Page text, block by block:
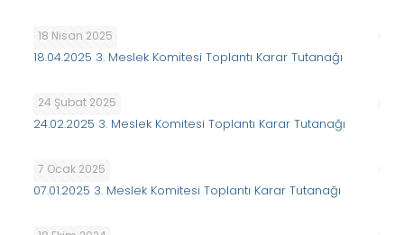
18 Nisan 2025
18.04.2025 3. Meslek Komitesi Toplantı Karar Tutanağı
24 Şubat 2025
24.02.2025 3. Meslek Komitesi Toplantı Karar Tutanağı
7 Ocak 2025
07.01.2025 3. Meslek Komitesi Toplantı Karar Tutanağı